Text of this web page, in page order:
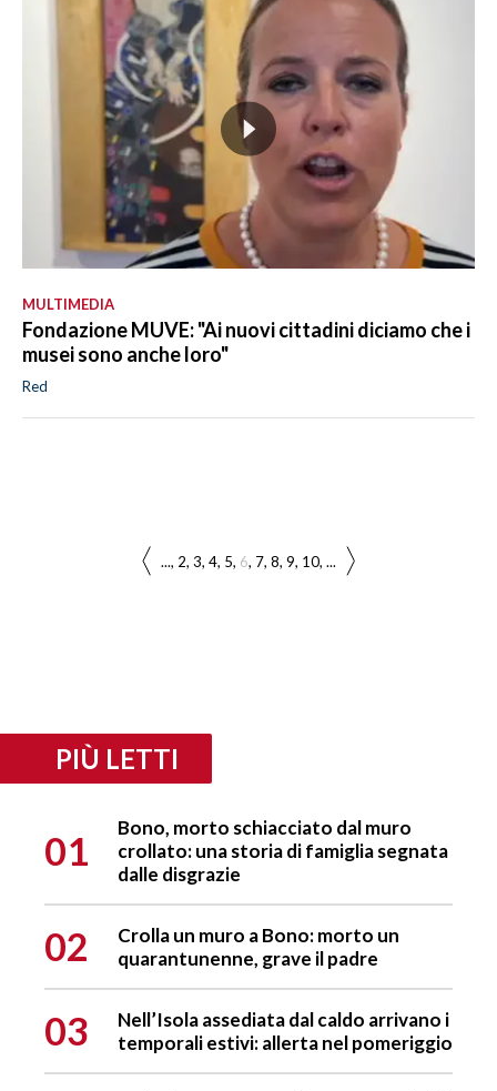
MULTIMEDIA
Fondazione MUVE: "Ai nuovi cittadini diciamo che i
musei sono anche loro"
Red
... 2 3 4 5 6 7 8 9 10 ...
PIÙ LETTI
01
Bono, morto schiacciato dal muro
crollato: una storia di famiglia segnata
dalle disgrazie
02
Crolla un muro a Bono: morto un
quarantunenne, grave il padre
03
Nell’Isola assediata dal caldo arrivano i
temporali estivi: allerta nel pomeriggio